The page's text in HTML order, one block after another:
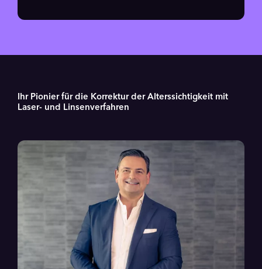
Ihr Pionier für die Korrektur der Alterssichtigkeit mit
Laser- und Linsenverfahren